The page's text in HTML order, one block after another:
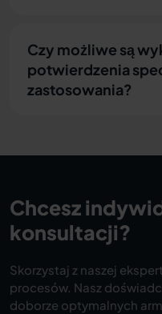
Czy możliwe są
potwierdzenia
zastosowania?
Chcesz
konsultacji?
Skorzystaj z naszej
procesów. Nasz
doborze optymalnych